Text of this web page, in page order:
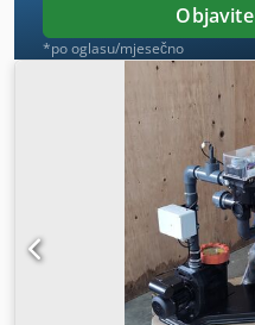
*po oglasu/mjesečno